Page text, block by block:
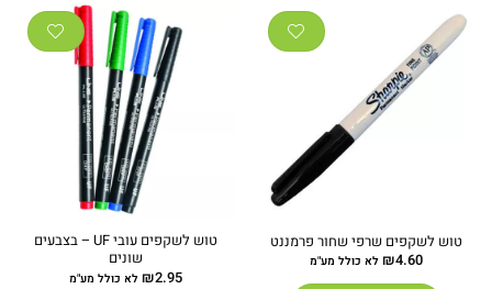
לבחור
את
האפשרויות
בעמוד
יש
מספר
סוגים.
ניתן
לבחור
את
האפשרויות
בעמוד
המוצר
טוש לשקפים שרפי שחור פרמננט
₪4.60 לא כולל מע"מ
טוש לשקפים עובי UF – בצבעים
שונים
₪2.95 לא כולל מע"מ